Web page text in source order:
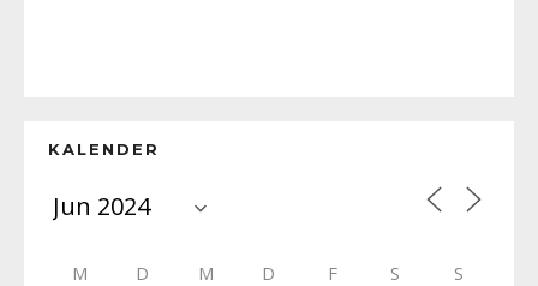
KALENDER
M D M D F S S